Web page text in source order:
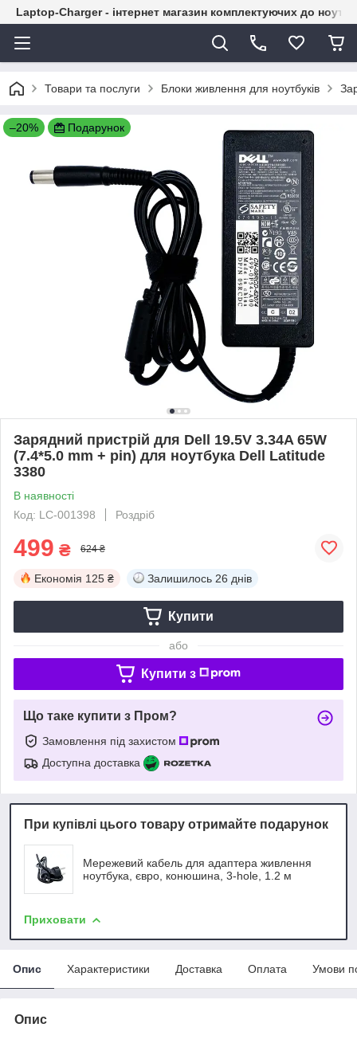
Laptop-Charger - інтернет магазин комплектуючих до
Товари та послуги Блоки живлення для ноутбуків
–20% Подарунок
Зарядний пристрій для Dell 19.5V 3.34A 65W
(7.4*5.0 mm + pin) для ноутбука Dell Latitude
3380
В наявності
Код: LC-001398
Роздріб
499 ₴ 624 ₴
Економія 125 ₴ Залишилось 26 днів
Купити
або
Купити з
Що таке купити з Пром?
Замовлення під захистом
Доступна доставка
При купівлі цього товару отримайте подарунок
Мережевий кабель для адаптера живлення
ноутбука, євро, конюшина, 3-hole, 1.2 м
Приховати
Опис Характеристики Доставка Оплата Умови
Опис